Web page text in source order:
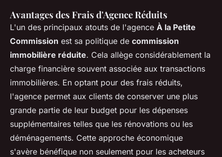
Avantages des Frais d'Agence Réduits
L'un des principaux atouts de l'agence À la Petite
Commission est sa politique de commission
immobilière réduite. Cela allège considérablement la
charge financière souvent associée aux transactions
immobilières. En optant pour des frais réduits,
l'agence permet aux clients de conserver une plus
grande partie de leur budget pour les dépenses
supplémentaires telles que les rénovations ou les
déménagements. Cette approche économique
s'avère bénéfique non seulement pour les acheteurs